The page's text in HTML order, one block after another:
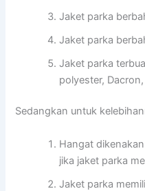
Jaket parka
Jaket parka
Jaket parka
polyester,
Sedangkan untuk
Hangat
jika jaket parka
Jaket parka